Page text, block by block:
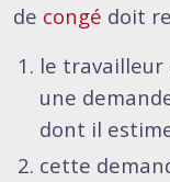
de congé doit
le
une
dont il
cette